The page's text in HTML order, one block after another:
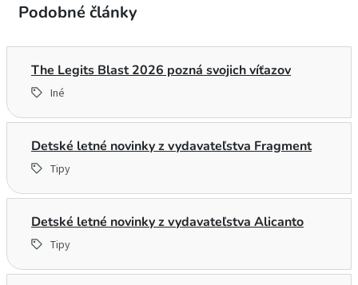
Podobné články
The Legits Blast 2026 pozná svojich víťazov
Iné
Detské letné novinky z vydavateľstva Fragment
Tipy
Detské letné novinky z vydavateľstva Alicanto
Tipy